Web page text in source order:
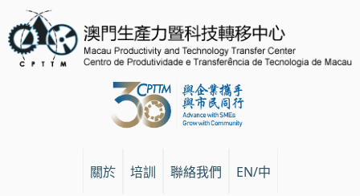
關於 培訓 聯絡我們 EN/中